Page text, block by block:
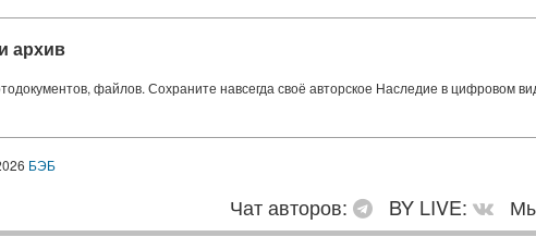
архив
файлов. Сохраните навсегда своё авторское Наследие в цифровом
БЭБ
Чат авторов: BY LIVE: